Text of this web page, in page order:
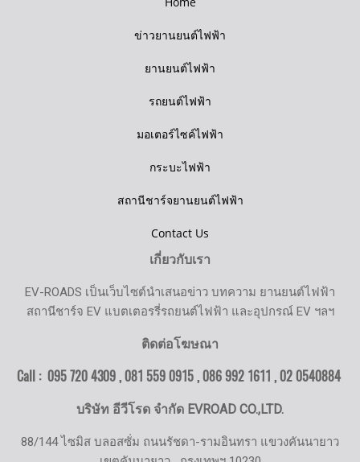
ข่าวยานยนต์ไฟฟ้า
ยานยนต์ไฟฟ้า
รถยนต์ไฟฟ้า
มอเตอร์ไซค์ไฟฟ้า
กระบะไฟฟ้า
สถานีชาร์จยานยนต์ไฟฟ้า
Contact Us
เกี่ยวกับเรา
EV-ROADS เป็นเว็บไซต์นำเสนอข่าว บทความ ยานยนต์ไฟฟ้า
สถานีชาร์จ EV แบตเตอรรี่รถยนต์ไฟฟ้า และอุปกรณ์ EV ฯลฯ
ติดต่อโฆษณา
Call : 095 720 4309 , 081 559 0915 , 086 992 1611 ,02 0540884
บริษัท อีวีโรด จำกัด EVROAD CO.,LTD.
88/144 ไซมิส บลอสซั่ม ถนนรัชดา-รามอินทรา แขวงคันนายาว